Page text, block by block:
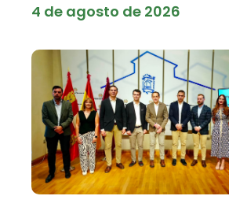
4 de agosto de 2026